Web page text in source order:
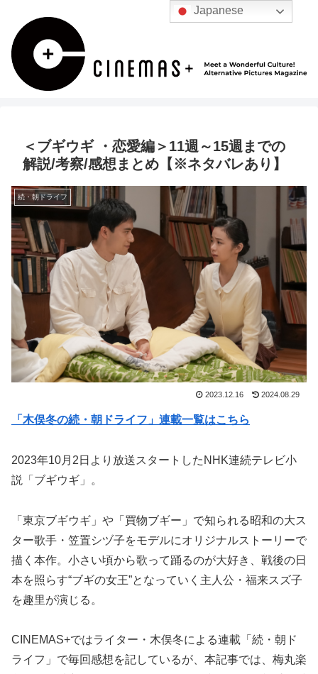
＜ブギウギ ・恋愛編＞11週～15週までの
解説/考察/感想まとめ【※ネタバレあり】
続・朝ドライフ
2023.12.16 2024.08.29
「木俣冬の続・朝ドライフ」連載一覧はこちら
2023年10月2日より放送スタートしたNHK連続テレビ小
説「ブギウギ」。
「東京ブギウギ」や「買物ブギー」で知られる昭和の大ス
ター歌手・笠置シヅ子をモデルにオリジナルストーリーで
描く本作。小さい頃から歌って踊るのが大好き、戦後の日
本を照らす“ブギの女王”となっていく主人公・福来スズ子
を趣里が演じる。
CINEMAS+ではライター・木俣冬による連載「続・朝ド
ライフ」で毎回感想を記しているが、本記事では、梅丸楽
Japanese